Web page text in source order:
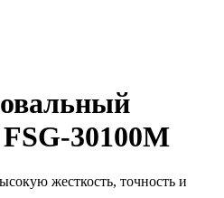
30100M
жесткость, точность и